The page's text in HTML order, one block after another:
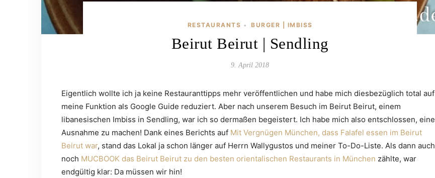
RESTAURANTS • BURGER | IMBISS
Beirut Beirut | Sendling
9. April 2018
Eigentlich wollte ich ja keine Restauranttipps mehr veröffentlichen und habe mich diesbezüglich total auf
meine Funktion als Google Guide reduziert. Aber nach unserem Besuch im Beirut Beirut, einem
libanesischen Imbiss in Sendling, war ich so dermaßen begeistert. Ich habe mich also entschlossen, eine
Ausnahme zu machen! Dank eines Berichts auf Mit Vergnügen München, dass Falafel essen im Beirut
Beirut war, stand das Lokal ja schon länger auf Herrn Wallygustos und meiner To-Do-Liste. Als dann auch
noch MUCBOOK das Beirut Beirut zu den besten orientalischen Restaurants in München zählte, war
endgültig klar: Da müssen wir hin!